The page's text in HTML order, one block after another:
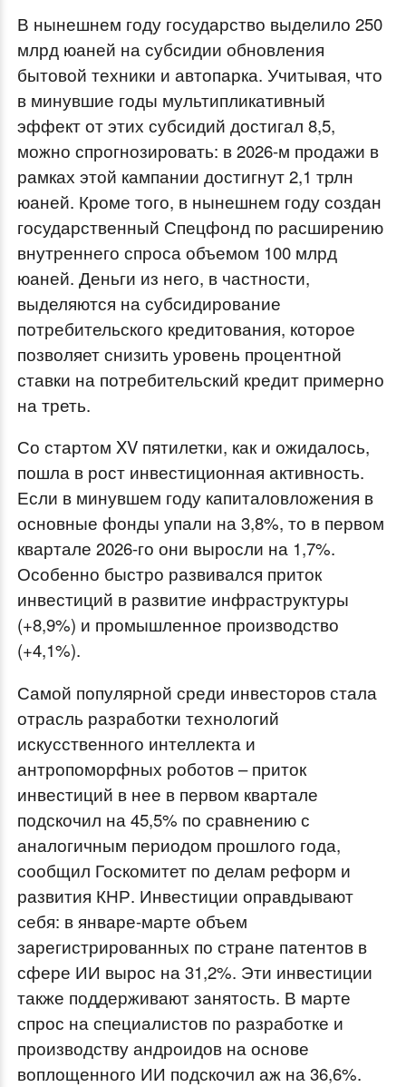
В нынешнем году государство выделило 250
млрд юаней на субсидии обновления
бытовой техники и автопарка. Учитывая, что
в минувшие годы мультипликативный
эффект от этих субсидий достигал 8,5,
можно спрогнозировать: в 2026-м продажи в
рамках этой кампании достигнут 2,1 трлн
юаней. Кроме того, в нынешнем году создан
государственный Спецфонд по расширению
внутреннего спроса объемом 100 млрд
юаней. Деньги из него, в частности,
выделяются на субсидирование
потребительского кредитования, которое
позволяет снизить уровень процентной
ставки на потребительский кредит примерно
на треть.
Со стартом XV пятилетки, как и ожидалось,
пошла в рост инвестиционная активность.
Если в минувшем году капиталовложения в
основные фонды упали на 3,8%, то в первом
квартале 2026-го они выросли на 1,7%.
Особенно быстро развивался приток
инвестиций в развитие инфраструктуры
(+8,9%) и промышленное производство
(+4,1%).
Самой популярной среди инвесторов стала
отрасль разработки технологий
искусственного интеллекта и
антропоморфных роботов – приток
инвестиций в нее в первом квартале
подскочил на 45,5% по сравнению с
аналогичным периодом прошлого года,
сообщил Госкомитет по делам реформ и
развития КНР. Инвестиции оправдывают
себя: в январе-марте объем
зарегистрированных по стране патентов в
сфере ИИ вырос на 31,2%. Эти инвестиции
также поддерживают занятость. В марте
спрос на специалистов по разработке и
производству андроидов на основе
воплощенного ИИ подскочил аж на 36,6%.